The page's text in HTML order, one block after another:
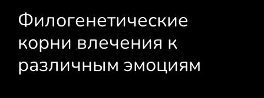
Филогенетические
корни влечения к
различным эмоциям